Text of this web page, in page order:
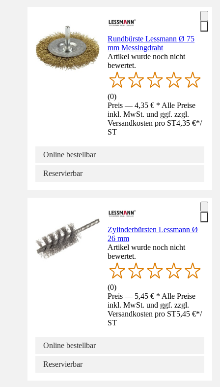
Rundbürste Lessmann Ø 75
mm Messingdraht
Artikel wurde noch nicht
bewertet.
(0)
Preis — 4,35 € * Alle Preise
inkl. MwSt. und ggf. zzgl.
Versandkosten pro ST4,35 €*/
ST
Online bestellbar
Reservierbar
Zylinderbürsten Lessmann Ø
26 mm
Artikel wurde noch nicht
bewertet.
(0)
Preis — 5,45 € * Alle Preise
inkl. MwSt. und ggf. zzgl.
Versandkosten pro ST5,45 €*/
ST
Online bestellbar
Reservierbar